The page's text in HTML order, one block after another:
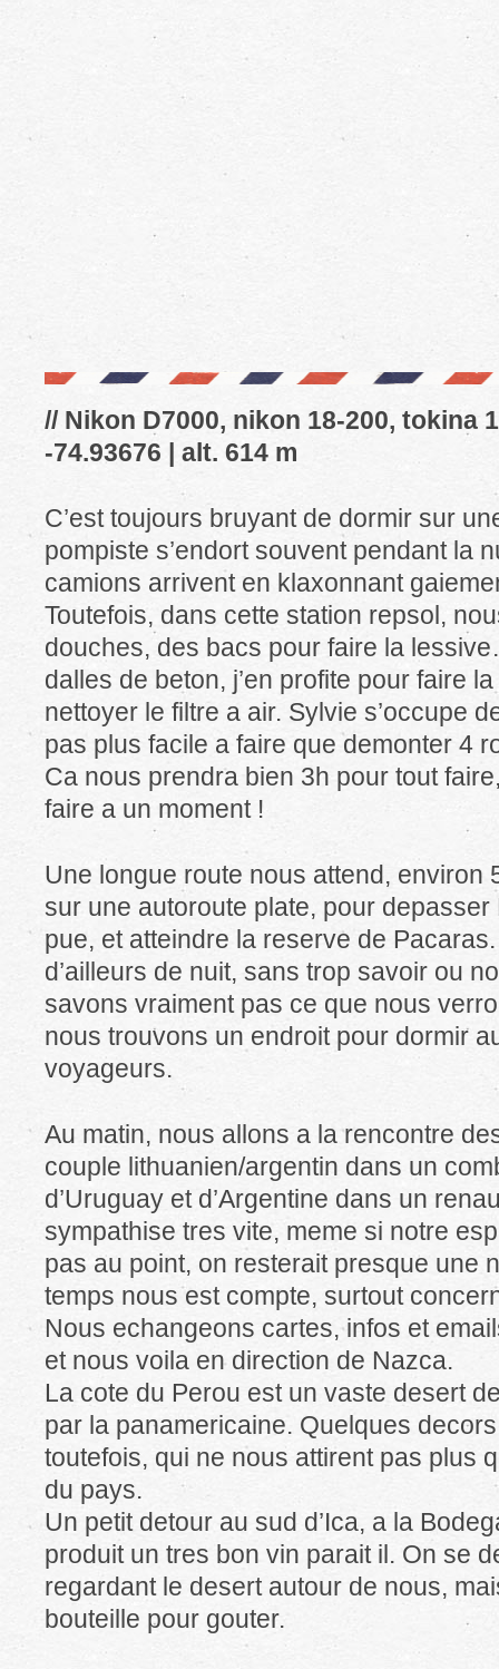
// Nikon D7000, nikon 18-200, tokina
-74.93676 | alt. 614 m
C’est toujours bruyant de dormir sur
pompiste s’endort souvent pendant la
camions arrivent en klaxonnant
Toutefois, dans cette station repsol,
douches, des bacs pour faire la
dalles de beton, j’en profite pour faire
nettoyer le filtre a air. Sylvie s’occupe
pas plus facile a faire que demonter 4
Ca nous prendra bien 3h pour tout
faire a un moment !
Une longue route nous attend, environ
sur une autoroute plate, pour
pue, et atteindre la reserve de
d’ailleurs de nuit, sans trop savoir ou
savons vraiment pas ce que nous
nous trouvons un endroit pour dormir
voyageurs.
Au matin, nous allons a la rencontre
couple lithuanien/argentin dans un
d’Uruguay et d’Argentine dans un
sympathise tres vite, meme si notre
pas au point, on resterait presque une
temps nous est compte, surtout
Nous echangeons cartes, infos et
et nous voila en direction de Nazca.
La cote du Perou est un vaste desert
par la panamericaine. Quelques
toutefois, qui ne nous attirent pas plus
du pays.
Un petit detour au sud d’Ica, a la
produit un tres bon vin parait il. On se
regardant le desert autour de nous,
bouteille pour gouter.